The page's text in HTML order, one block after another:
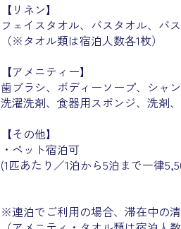
【リネン】
フェイスタオル、バスタオル、バ
（※タオル類は宿泊人数各1枚）
【アメニティー】
歯ブラシ、ボディーソープ、シャ
洗濯洗剤、食器用スポンジ、洗剤
【その他】
・ペット宿泊可
(1匹あたり／1泊から5泊まで一律
※連泊でご利用の場合、滞在中の